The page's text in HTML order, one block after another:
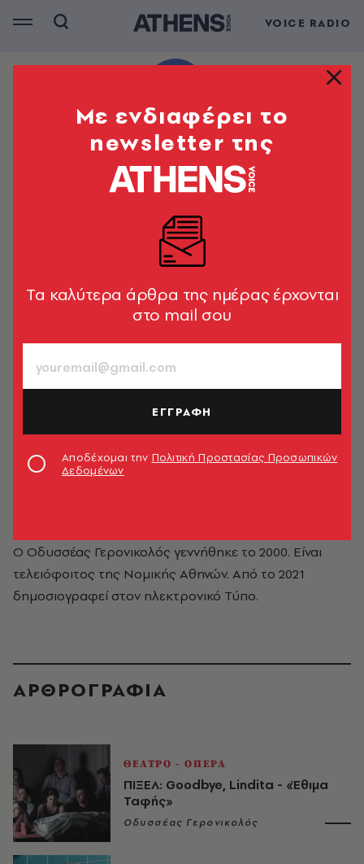
VOICE RADIO
Ο Οδυσσέας Γερονικολός γεννήθηκε το 2000. Είναι
τελειόφοιτος της Νομικής Αθηνών. Από το 2021
δημοσιογραφεί στον ηλεκτρονικό Τύπο.
ΑΡΘΡΟΓΡΑΦΙΑ
ΘΕΑΤΡΟ - ΟΠΕΡΑ
ΠΙΞΕΛ: Goodbye, Lindita - «Έθιμα
Ταφής»
Οδυσσέας Γερονικολός
Mε ενδιαφέρει το
newsletter της
Tα καλύτερα άρθρα της ημέρας έρχονται
στο mail σου
ΕΓΓΡΑΦΗ
Αποδέχομαι την Πολιτική Προστασίας Προσωπικών
Δεδομένων